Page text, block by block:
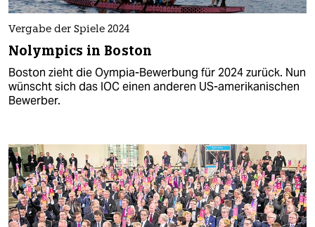
Vergabe der Spiele 2024
Nolympics in Boston
Boston zieht die Oympia-Bewerbung für 2024 zurück. Nun
wünscht sich das IOC einen anderen US-amerikanischen
Bewerber.